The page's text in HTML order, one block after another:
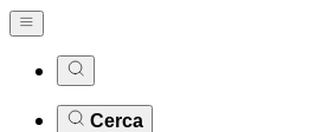
Cerca